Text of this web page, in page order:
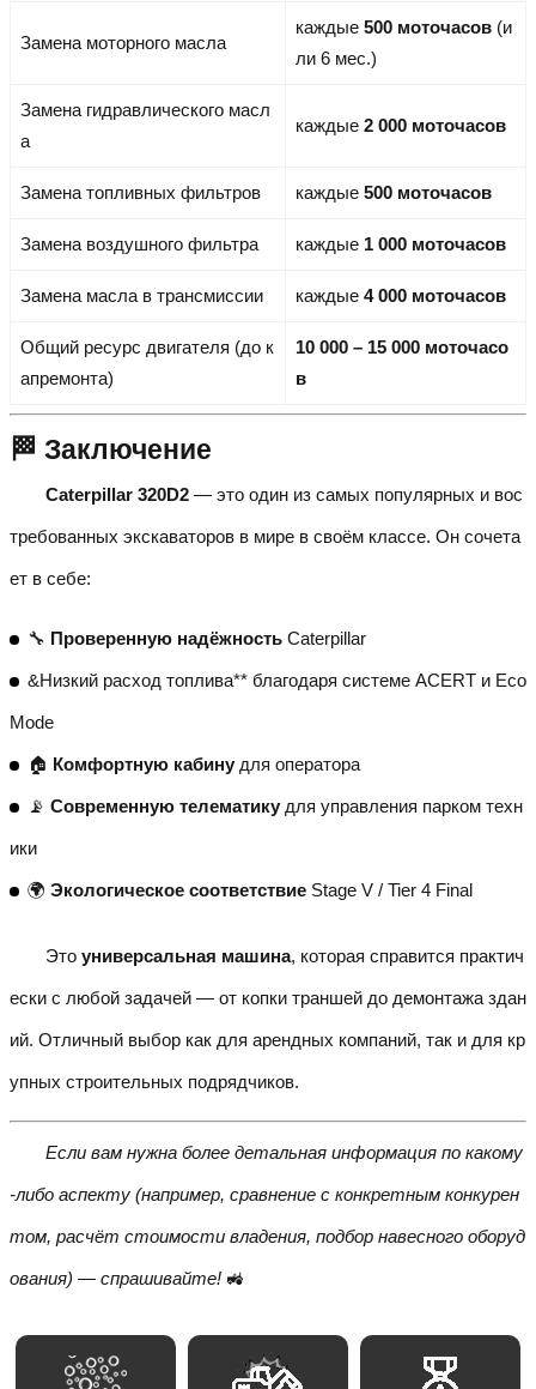
Замена моторного масла
каждые 500 моточасов (и
ли 6 мес.)
Замена гидравлического масл
а
каждые 2 000 моточасов
Замена топливных фильтров каждые 500 моточасов
Замена воздушного фильтра каждые 1 000 моточасов
Замена масла в трансмиссии каждые 4 000 моточасов
Общий ресурс двигателя (до к
апремонта)
10 000 – 15 000 моточасо
в
🏁 Заключение
Caterpillar 320D2 — это один из самых популярных и вос
требованных экскаваторов в мире в своём классе. Он сочета
ет в себе:
🔧 Проверенную надёжность Caterpillar
&Низкий расход топлива** благодаря системе ACERT и Eco
Mode
🏠 Комфортную кабину для оператора
📡 Современную телематику для управления парком техн
ики
🌍 Экологическое соответствие Stage V / Tier 4 Final
Это универсальная машина, которая справится практич
ески с любой задачей — от копки траншей до демонтажа здан
ий. Отличный выбор как для арендных компаний, так и для кр
упных строительных подрядчиков.
Если вам нужна более детальная информация по какому
-либо аспекту (например, сравнение с конкретным конкурен
том, расчёт стоимости владения, подбор навесного оборуд
ования) — спрашивайте! 🚜